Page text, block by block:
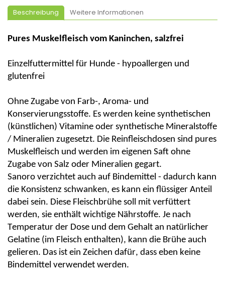
Beschreibung Weitere Informationen
Pures Muskelfleisch vom Kaninchen, salzfrei
Einzelfuttermittel für Hunde - hypoallergen und
glutenfrei
Ohne Zugabe von Farb-, Aroma- und
Konservierungsstoffe. Es werden keine synthetischen
(künstlichen) Vitamine oder synthetische Mineralstoffe
/ Mineralien zugesetzt. Die Reinfleischdosen sind pures
Muskelfleisch und werden im eigenen Saft ohne
Zugabe von Salz oder Mineralien gegart.
Sanoro verzichtet auch auf Bindemittel - dadurch kann
die Konsistenz schwanken, es kann ein flüssiger Anteil
dabei sein. Diese Fleischbrühe soll mit verfüttert
werden, sie enthält wichtige Nährstoffe. Je nach
Temperatur der Dose und dem Gehalt an natürlicher
Gelatine (im Fleisch enthalten), kann die Brühe auch
gelieren. Das ist ein Zeichen dafür, dass eben keine
Bindemittel verwendet werden.